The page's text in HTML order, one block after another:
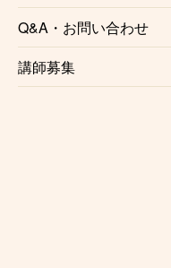
Q&A・お問い合わせ
講師募集
レッスンは個々のレ
レベルが高くてつい
んのでご安心ください